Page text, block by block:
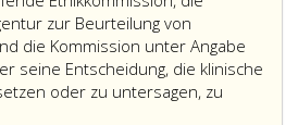
dass
die
zur Beurteilung von
die Kommission unter Angabe
seine Entscheidung, die klinische
oder zu untersagen, zu